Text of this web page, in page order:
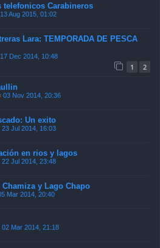
telefonicos Carabineros
13 Aug 2015, 01:02
Lara: TEMPORADA DE PESCA
17 Dec 2014, 10:48
1 2
03 Nov 2014, 20:36
Un exito
23 Jul 2014, 16:03
en rios y lagos
22 Jul 2014, 23:48
y Lago Chapo
Mar 2014, 20:40
02 Mar 2014, 21:18